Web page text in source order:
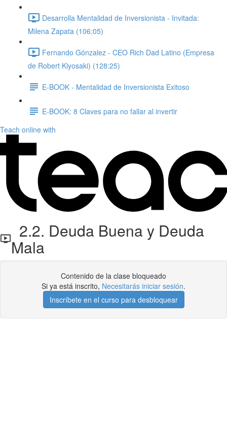
Desarrolla Mentalidad de Inversionista - Invitada:
Milena Zapata (106:05)
Fernando Gónzalez - CEO Rich Dad Latino (Empresa
de Robert Kiyosaki) (128:25)
E-BOOK - Mentalidad de Inversionista Exitoso
E-BOOK: 8 Claves para no fallar al invertir
Teach online with
2.2. Deuda Buena y Deuda
Mala
Contenido de la clase bloqueado
Si ya está inscrito, Necesitarás iniciar sesión.
Inscríbete en el curso para desbloquear